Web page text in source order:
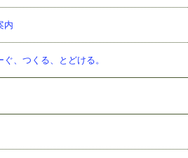
内
、つくる、とどける。